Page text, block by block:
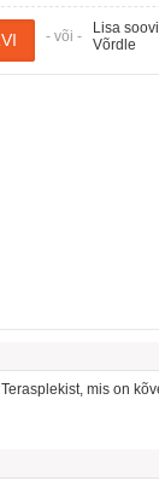
- või - Lisa
Võrdle
Terasplekist, mis on